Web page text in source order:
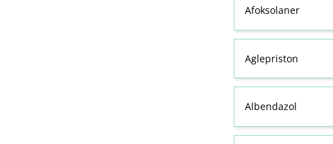
Afoksolaner
Aglepriston
Albendazol